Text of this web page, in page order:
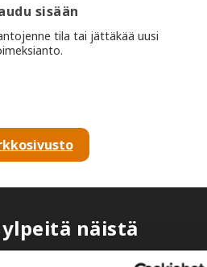
sisään
tila tai jättäkää uusi
näistä